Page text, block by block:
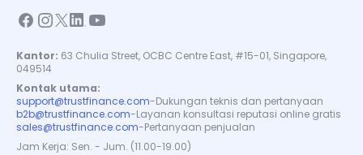
Kantor: 63 Chulia Street, OCBC Centre East, #15-01, Singapore,
049514
Kontak utama:
support@trustfinance.com-Dukungan teknis dan pertanyaan
b2b@trustfinance.com-Layanan konsultasi reputasi online gratis
sales@trustfinance.com-Pertanyaan penjualan
Jam Kerja: Sen. - Jum. (11.00-19.00)